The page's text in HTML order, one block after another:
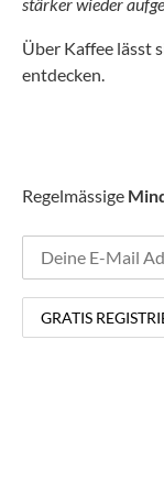
stärker wieder
Über Kaffee lässt
entdecken.
Regelmässige